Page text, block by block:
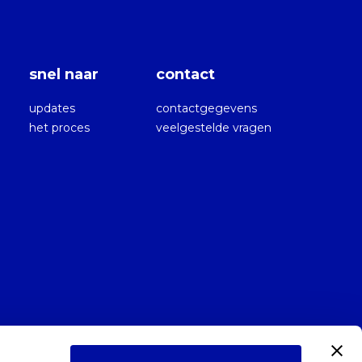
snel naar
updates
het proces
contact
contactgegevens
veelgestelde vragen